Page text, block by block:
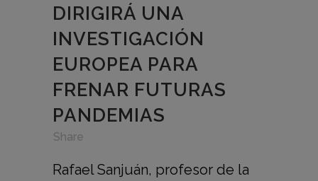
DIRIGIRÁ UNA
INVESTIGACIÓN
EUROPEA PARA
FRENAR FUTURAS
PANDEMIAS
Share
Rafael Sanjuán, profesor de la